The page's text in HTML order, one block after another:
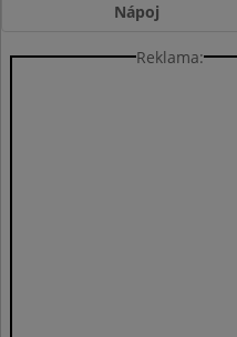
Nápoj
Reklama: